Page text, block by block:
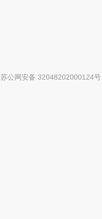
苏公网安备 32048202000124号